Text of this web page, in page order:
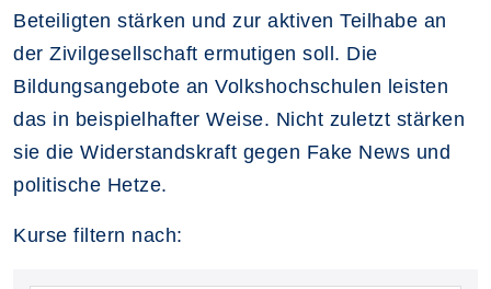
Beteiligten stärken und zur aktiven Teilhabe an
der Zivilgesellschaft ermutigen soll. Die
Bildungsangebote an Volkshochschulen leisten
das in beispielhafter Weise. Nicht zuletzt stärken
sie die Widerstandskraft gegen Fake News und
politische Hetze.
Kurse filtern nach: